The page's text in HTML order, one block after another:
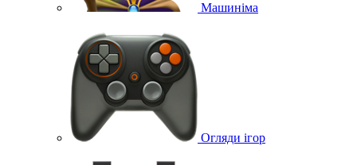
Машиніма
Огляди ігор